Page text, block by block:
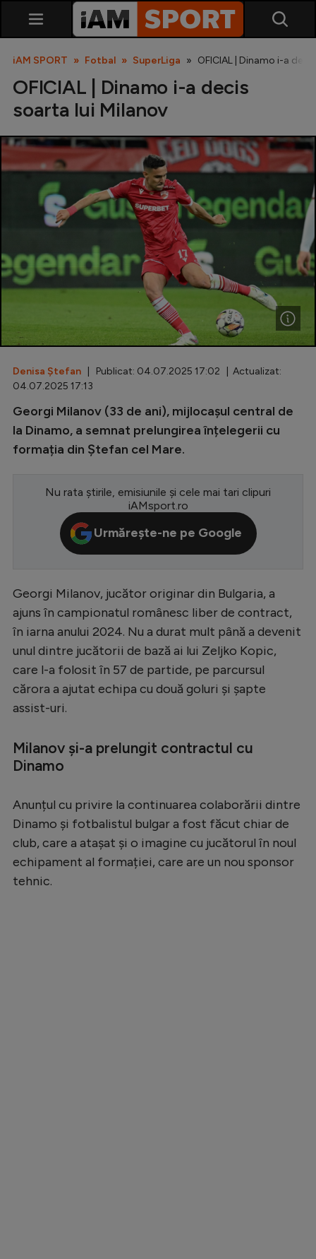
SuperLiga
Liga 2
Cupa României
Echipa Națională
U21
Fotbal feminin
Diverse
Inedit
Clasamente
Champions League
Europa League
Conference League
Premier League
LaLiga
Serie A
Bundesliga
Starurile fotbalului
Stranieri
Clasamente
iAM SPORT Fotbal SuperLiga OFICIAL | Dinamo i-a
OFICIAL | Dinamo i-a decis
soarta lui Milanov
Denisa Ștefan | Publicat: 04.07.2025 17:02 | Actualizat:
04.07.2025 17:13
Georgi Milanov (33 de ani), mijlocașul central de
la Dinamo, a semnat prelungirea înțelegerii cu
formația din Ștefan cel Mare.
Nu rata știrile, emisiunile și cele mai tari clipuri
iAMsport.ro
Urmărește-ne pe Google
Georgi Milanov, jucător originar din Bulgaria, a
ajuns în campionatul românesc liber de contract,
în iarna anului 2024. Nu a durat mult până a devenit
unul dintre jucătorii de bază ai lui Zeljko Kopic,
care l-a folosit în 57 de partide, pe parcursul
cărora a ajutat echipa cu două goluri și șapte
assist-uri.
Milanov și-a prelungit contractul cu
Dinamo
Anunțul cu privire la continuarea colaborării dintre
Dinamo și fotbalistul bulgar a fost făcut chiar de
club, care a atașat și o imagine cu jucătorul în noul
echipament al formației, care are un nou sponsor
tehnic.